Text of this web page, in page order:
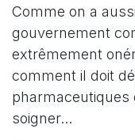
Comme on a
gouvernement
extrêmement
comment il doit
pharmaceutiques
soigner...